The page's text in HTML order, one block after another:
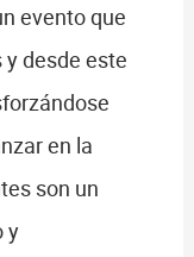
evento que
desde este
en la
son un
y